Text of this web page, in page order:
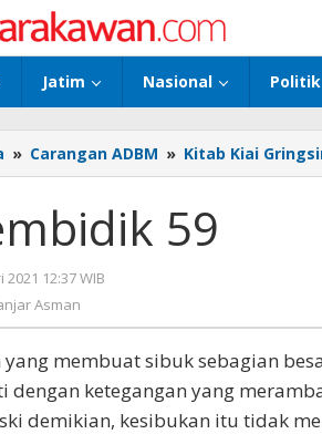
Jatim Nasional Politik
» Carangan ADBM » Kitab Kiai
59
2021 12:37 WIB
Asman
membuat sibuk sebagian
dengan ketegangan yang
demikian, kesibukan itu tidak